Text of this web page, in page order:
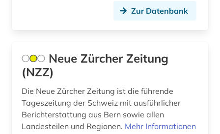
genf (1)
geschichte 1699-1812 (1)
geschichte 1807-1929 (1)
Zur Datenbank
Neue Zürcher Zeitung
(NZZ)
Die Neue Zürcher Zeitung ist die führende
Tageszeitung der Schweiz mit ausführlicher
Berichterstattung aus Bern sowie allen
Landesteilen und Regionen. Mehr Informationen